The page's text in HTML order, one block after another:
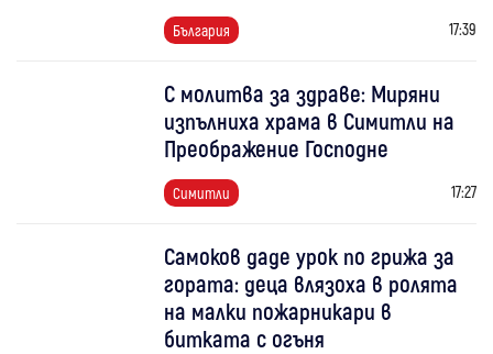
България 17:39
С молитва за здраве: Миряни
изпълниха храма в Симитли на
Преображение Господне
Симитли 17:27
Самоков даде урок по грижа за
гората: деца влязоха в ролята
на малки пожарникари в
битката с огъня